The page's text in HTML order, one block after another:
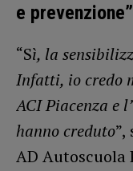
e prevenzione”
“Sì, la
Infatti, io credo
ACI Piacenza e
hanno creduto”,
AD Autoscuola